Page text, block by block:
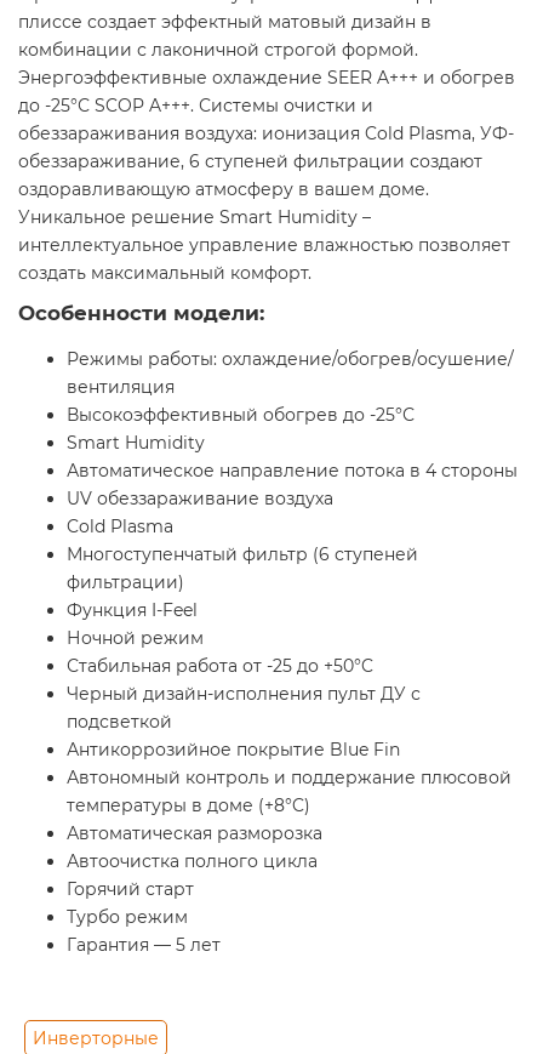
плиссе создает эффектный матовый дизайн в
комбинации с лаконичной строгой формой.
Энергоэффективные охлаждение SEER A+++ и обогрев
до -25°С SCOP A+++. Системы очистки и
обеззараживания воздуха: ионизация Cold Plasma, УФ-
обеззараживание, 6 ступеней фильтрации создают
оздоравливающую атмосферу в вашем доме.
Уникальное решение Smart Humidity –
интеллектуальное управление влажностью позволяет
создать максимальный комфорт.
Особенности модели:
Режимы работы: охлаждение/обогрев/осушение/
вентиляция
Высокоэффективный обогрев до -25°С
Smart Humidity
Автоматическое направление потока в 4 стороны
UV обеззараживание воздуха
Cold Plasma
Многоступенчатый фильтр (6 ступеней
фильтрации)
Функция I-Feel
Ночной режим
Стабильная работа от -25 до +50°C
Черный дизайн-исполнения пульт ДУ с
подсветкой
Антикоррозийное покрытие Blue Fin
Автономный контроль и поддержание плюсовой
температуры в доме (+8°C)
Автоматическая разморозка
Автоочистка полного цикла
Горячий старт
Турбо режим
Гарантия — 5 лет
Инверторные